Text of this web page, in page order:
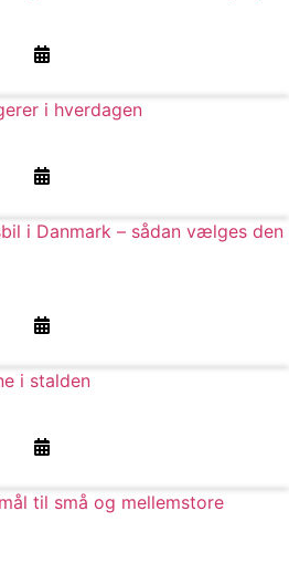
i hverdagen
i Danmark – sådan vælges den
i stalden
til små og mellemstore